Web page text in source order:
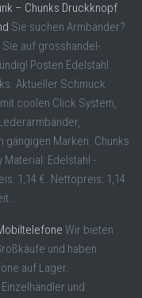
– Chunks Druckknopf
Sie suchen Armbänder?
Sie auf grosshandel-
Posten Edelstahl
Aktueller Schmuck
coolen Click System,
gängigen Marken. Chunks
Edelstahl -
1,14 €. Nettopreis: 1,14
...
Wir bieten
und haben
auf Lager.
und